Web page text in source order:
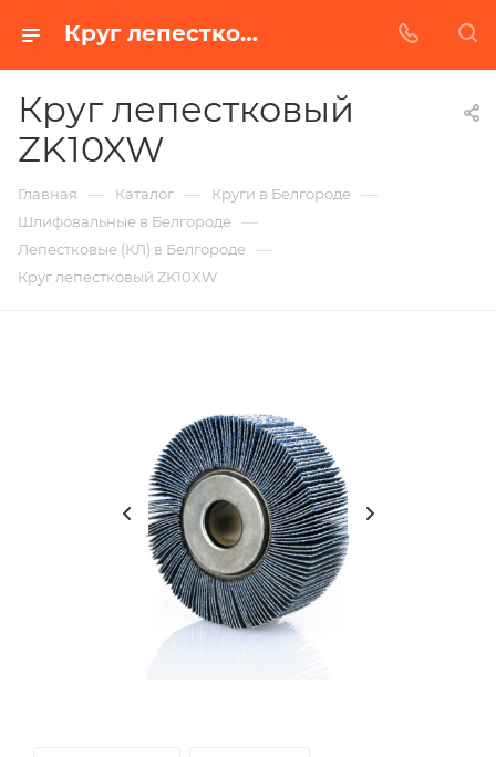
Круг лепестковый ZK10XW в Белгороде | Купить по недорогой цене от Абразивного Завода
Круг лепестковый
ZK10XW
Главная — Каталог — Круги в Белгороде —
Шлифовальные в Белгороде —
Лепестковые (КЛ) в Белгороде —
Круг лепестковый ZK10XW